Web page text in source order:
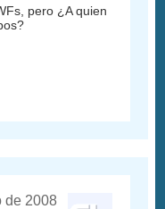
pero ¿A quien
de 2008